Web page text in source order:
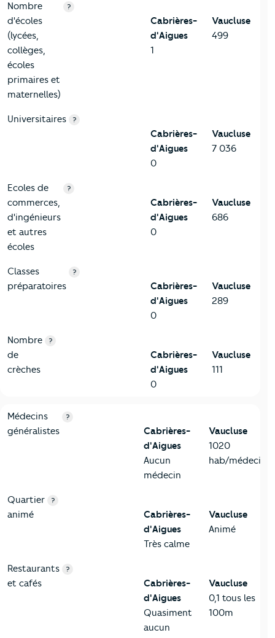
Nombre
d'écoles
(lycées,
collèges,
écoles
primaires et
maternelles)
?
Cabrières-
d'Aigues
1
Vaucluse
499
Universitaires ?
Cabrières-
d'Aigues
0
Vaucluse
7 036
Ecoles de
commerces,
d'ingénieurs
et autres
écoles
?
Cabrières-
d'Aigues
0
Vaucluse
686
Classes
préparatoires
?
Cabrières-
d'Aigues
0
Vaucluse
289
Nombre
de
crèches
?
Cabrières-
d'Aigues
0
Vaucluse
111
5-Commerces
Critères Cabrières-d'Aigues
Médecins
généralistes
?
Cabrières-
d'Aigues
Aucun
médecin
Vaucluse
1020
hab/médecin
Quartier
animé
?
Cabrières-
d'Aigues
Très calme
Vaucluse
Animé
Restaurants
et cafés
?
Cabrières-
d'Aigues
Quasiment
aucun
Vaucluse
0,1 tous les
100m